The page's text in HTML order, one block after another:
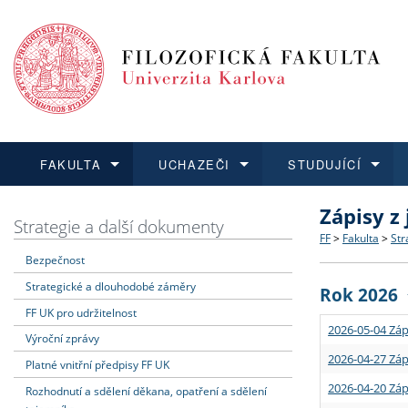
FAKULTA
Dozvědět se více
Struktura
Strategie
Podpora
UCHAZEČI
Podat přihlášku
Co
Učitelské
STUDUJÍCÍ
Dozvědět se více
Rigorózní
Dozvědět se více
O vědě a
Granty a
Dozvědět se více
Aktuální
Strategie a další dokumenty
Bezpečnost
Strategické a dlouhodobé záměry
FF UK pro udržitelnost
Výroční zprávy
Platné vnitřní předpisy FF UK
Rozhodnutí a sdělení děkana, opatření a sdělení
Zápisy
FF > Fakulta >
Rok 2026
2026-05-04
2026-04-27
2026-04-20